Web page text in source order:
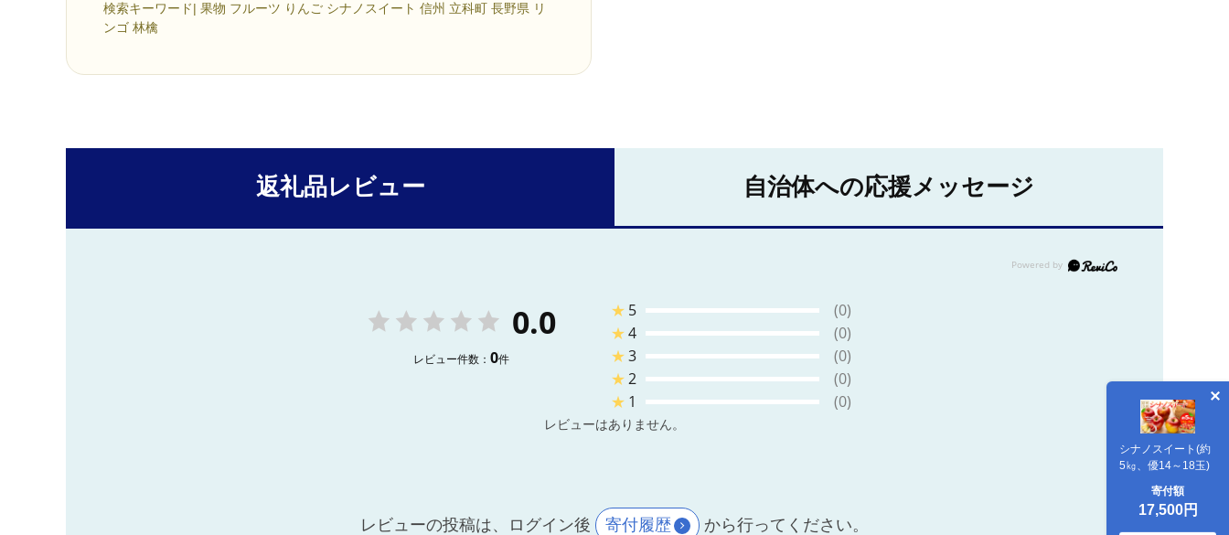
検索キーワード| 果物 フルーツ りんご シナノスイート 信州 立科町 長野県 リ
ンゴ 林檎
シナノスイート(約
5㎏、優14～18玉)
寄付額
17,500円
返礼品レビュー 自治体への応援メッセージ
0.0
レビュー件数： 0件
★ 5
(0)
★4
(0)
★3
(0)
★2
(0)
★ 1 (0)
レビューはありません。
レビューの投稿は、ログイン後 寄付履歴 から行ってください。